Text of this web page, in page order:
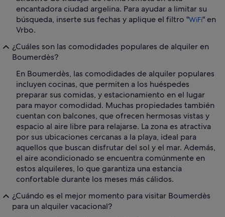
encantadora ciudad argelina. Para ayudar a limitar su
búsqueda, inserte sus fechas y aplique el filtro "WiFi" en
Vrbo.
¿Cuáles son las comodidades populares de alquiler en
Boumerdès?
En Boumerdès, las comodidades de alquiler populares
incluyen cocinas, que permiten a los huéspedes
preparar sus comidas, y estacionamiento en el lugar
para mayor comodidad. Muchas propiedades también
cuentan con balcones, que ofrecen hermosas vistas y
espacio al aire libre para relajarse. La zona es atractiva
por sus ubicaciones cercanas a la playa, ideal para
aquellos que buscan disfrutar del sol y el mar. Además,
el aire acondicionado se encuentra comúnmente en
estos alquileres, lo que garantiza una estancia
confortable durante los meses más cálidos.
¿Cuándo es el mejor momento para visitar Boumerdès
para un alquiler vacacional?